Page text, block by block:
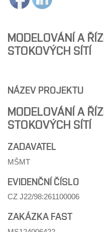
MODELOVÁNÍ A
STOKOVÝCH SÍTÍ
NÁZEV PROJEKTU
MODELOVÁNÍ A
STOKOVÝCH SÍTÍ
ZADAVATEL
MŠMT
EVIDENČNÍ ČÍSLO
CZ J22/98:261100006
ZAKÁZKA FAST